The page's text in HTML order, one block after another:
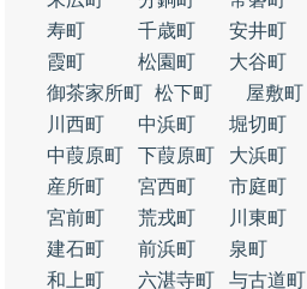
寿町
千歳町 安井町
霞町
松園町 大谷町
御茶家所町 松下町 屋敷町
川西町
中浜町 堀切町
中葭原町
下葭原町 大浜町
産所町
宮西町 市庭町
宮前町
荒戎町 川東町
建石町
前浜町 泉町
和上町
六湛寺町 与古道町